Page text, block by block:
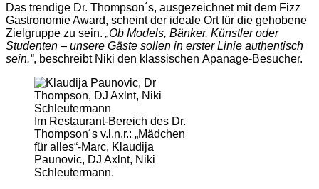
Das trendige Dr. Thompson´s, ausgezeichnet mit dem Fizz
Gastronomie Award, scheint der ideale Ort für die gehobene
Zielgruppe zu sein. „Ob Models, Bänker, Künstler oder
Studenten – unsere Gäste sollen in erster Linie authentisch
sein.“, beschreibt Niki den klassischen Apanage-Besucher.
Im Restaurant-Bereich des Dr.
Thompson´s v.l.n.r.: „Mädchen
für alles“-Marc, Klaudija
Paunovic, DJ Axlnt, Niki
Schleutermann.